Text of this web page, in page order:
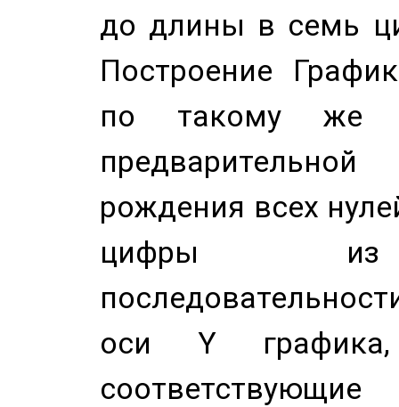
до длины в семь
Построение
по такому же
рождения всех
цифры из
оси Y